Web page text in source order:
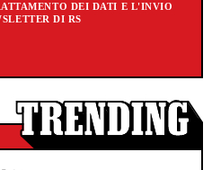
DEI DATI E L'INVIO
DI RS